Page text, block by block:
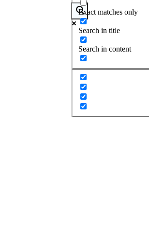
Exact matches only
Search in title
Search in content